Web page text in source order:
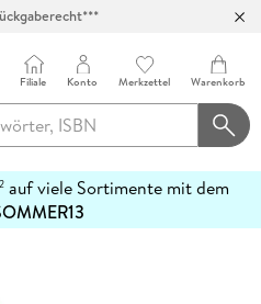
Filiale Konto Merkzettel Warenkorb
auf viele Sortimente mit dem